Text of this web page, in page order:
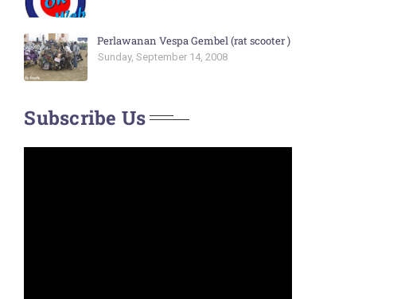
Perlawanan Vespa Gembel (rat scooter )
Sunday, September 14, 2008
Subscribe Us